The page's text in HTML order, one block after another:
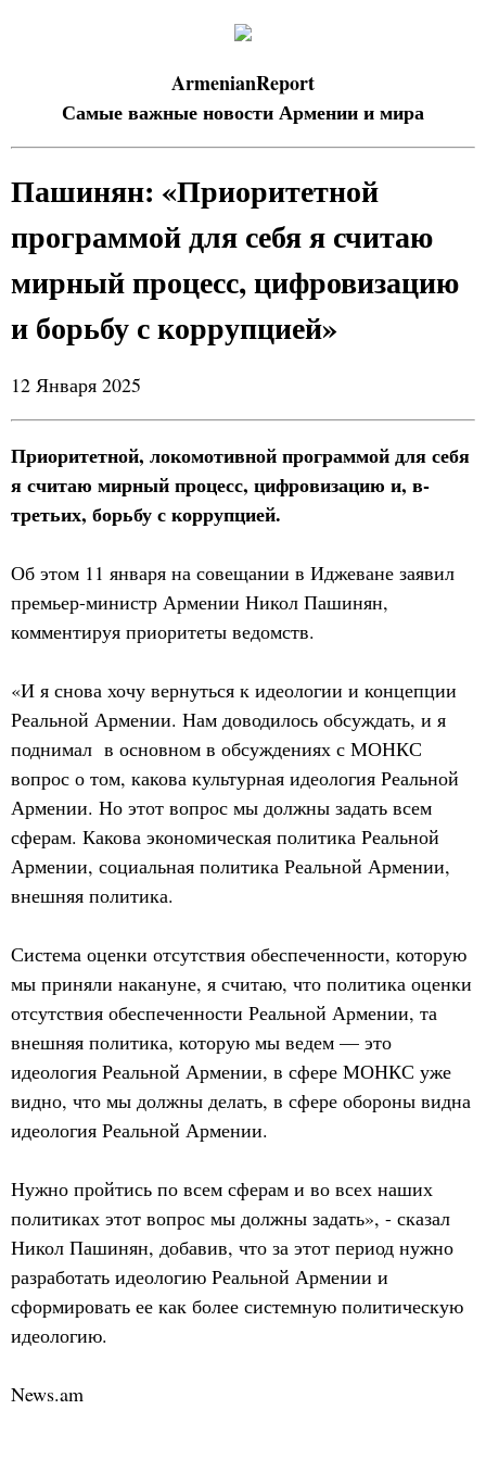
ArmenianReport
Самые важные новости Армении и мира
Пашинян: «Приоритетной
программой для себя я считаю
мирный процесс, цифровизацию
и борьбу с коррупцией»
12 Января 2025
Приоритетной, локомотивной программой для себя
я считаю мирный процесс, цифровизацию и, в-
третьих, борьбу с коррупцией.
Об этом 11 января на совещании в Иджеване заявил
премьер-министр Армении Никол Пашинян,
комментируя приоритеты ведомств.
«И я снова хочу вернуться к идеологии и концепции
Реальной Армении. Нам доводилось обсуждать, и я
поднимал в основном в обсуждениях с МОНКС
вопрос о том, какова культурная идеология Реальной
Армении. Но этот вопрос мы должны задать всем
сферам. Какова экономическая политика Реальной
Армении, социальная политика Реальной Армении,
внешняя политика.
Система оценки отсутствия обеспеченности, которую
мы приняли накануне, я считаю, что политика оценки
отсутствия обеспеченности Реальной Армении, та
внешняя политика, которую мы ведем — это
идеология Реальной Армении, в сфере МОНКС уже
видно, что мы должны делать, в сфере обороны видна
идеология Реальной Армении.
Нужно пройтись по всем сферам и во всех наших
политиках этот вопрос мы должны задать», - сказал
Никол Пашинян, добавив, что за этот период нужно
разработать идеологию Реальной Армении и
сформировать ее как более системную политическую
идеологию.
News.am